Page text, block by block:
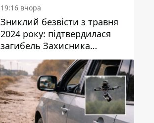
19:16 вчора
Зниклий безвісти з травня
2024 року: підтвердилася
загибель Захисника
Валентина Момота з
Дніпропетровської області